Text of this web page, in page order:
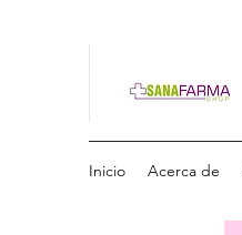
Inicio Acerca de